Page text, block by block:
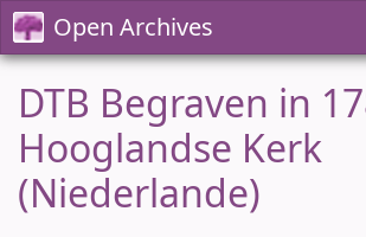
Open Archives
DTB Begraven in
Hooglandse Kerk
(Niederlande)